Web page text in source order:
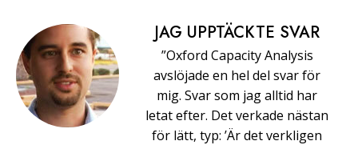
JAG UPPTÄCKTE SVAR
”Oxford Capacity Analysis
avslöjade en hel del svar för
mig. Svar som jag alltid har
letat efter. Det verkade nästan
för lätt, typ: ’Är det verkligen